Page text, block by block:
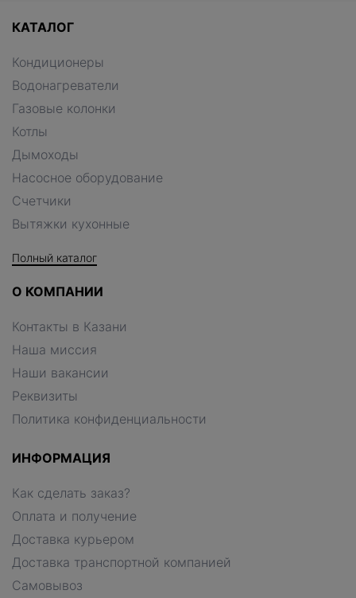
КАТАЛОГ
Кондиционеры
Водонагреватели
Газовые колонки
Котлы
Дымоходы
Насосное оборудование
Счетчики
Вытяжки кухонные
Полный каталог
О КОМПАНИИ
Контакты в Казани
Наша миссия
Наши вакансии
Реквизиты
Политика конфиденциальности
ИНФОРМАЦИЯ
Как сделать заказ?
Оплата и получение
Доставка курьером
Доставка транспортной компанией
Самовывоз